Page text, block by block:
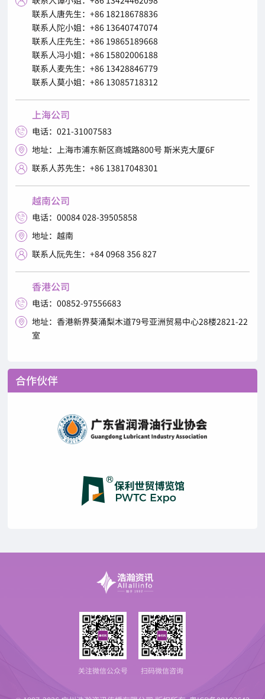
联系人唐先生：+86 18218678836
联系人陀小姐：+86 13640747074
联系人庄先生：+86 19865189668
联系人冯小姐：+86 15802006188
联系人麦先生：+86 13428846779
联系人莫小姐：+86 13085718312
上海公司
 电话：021-31007583
 地址：上海市浦东新区商城路800号 斯米克大厦6F
 联系人苏先生：+86 13817048301
越南公司
 电话：00084 028-39505858
 地址：越南
 联系人阮先生：+84 0968 356 827
香港公司
 电话：00852-97556683

地址：香港新界葵涌梨木道79号亚洲贸易中心28楼2821-22
室
合作伙伴
关注微信公众号 扫码微信咨询